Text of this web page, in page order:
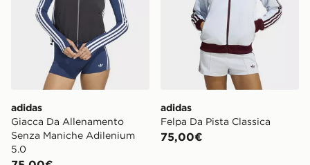
adidas
Giacca Da Allenamento
Senza Maniche Adilenium
5.0
adidas
Felpa Da Pista Classica
75,00€